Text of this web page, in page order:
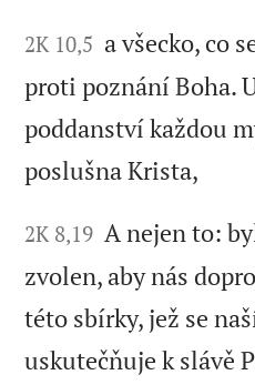
2K 10,5 a všecko, co
proti poznání Boha.
poddanství každou
poslušna Krista,
2K 8,19 A nejen to:
zvolen, aby nás
této sbírky, jež se
uskutečňuje k slávě